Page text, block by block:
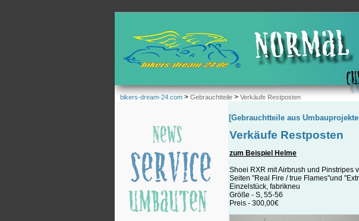
bikers-dream-24.com > Gebrauchtteile > Verkäufe Restposten
[Gebrauchtteile aus
Verkäufe Restposten
zum Beispiel Helme
Shoei RXR mit Airbrush und Pinstripes
Seiten "Real Fire / true Flames"und
Einzelstück, fabrikneu
Größe - S, 55-56
Preis - 300,00€